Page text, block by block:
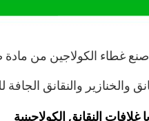
صنع غطاء الكولاجين من
والخنازير والنقانق الجافة
غلافات النقانق الكولاجينية